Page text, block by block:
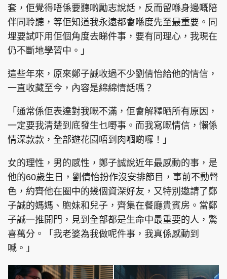
套，佢覺得唔係要聽啲勵志說話，反而留喺身邊嘅陪
伴同聆聽，等佢知道我永遠都會喺度先至最重要。同
埋要試吓用佢個角度去睇件事，要有同理心，我現在
仍不斷地學習中。」
這些年來，原來鄭子誠收過不少劉倩怡給他的情信，
一直收藏至今，內容是綿綿情話嗎？
「通常係佢表達對我嘅不滿，佢會解釋晒所有原因，
一定要我清楚到底發生乜嘢事。而我寫嘅情信，懶係
情深款款，全部遊花園唔到肉嗰啲囉！」
女的理性，男的感性，鄭子誠說近年最感動的事，是
他的60歲生日，劉倩怡扮作沒安排節目，事前不動聲
色，約齊他在圈中的幾個資深好友，又特別邀請了鄭
子誠的媽媽、胞妹和兒子，齊集在餐廳貴賓房。當鄭
子誠一推開門，見到全部都是生命中最重要的人，驚
喜萬分。「我老婆為我做呢件事，我真係感動到
喊。」